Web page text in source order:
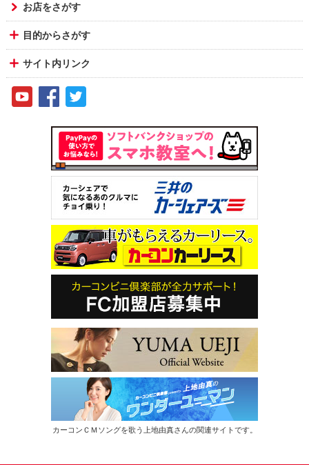
お店をさがす
目的からさがす
サイト内リンク
カーコンＣＭソングを歌う上地由真さんの関連サイトです。